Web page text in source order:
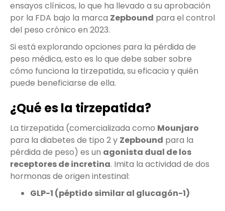
ensayos clínicos, lo que ha llevado a su aprobación
por la FDA bajo la marca Zepbound para el control
del peso crónico en 2023.
Si está explorando opciones para la pérdida de
peso médica, esto es lo que debe saber sobre
cómo funciona la tirzepatida, su eficacia y quién
puede beneficiarse de ella.
¿Qué es la tirzepatida?
La tirzepatida (comercializada como Mounjaro
para la diabetes de tipo 2 y Zepbound para la
pérdida de peso) es un agonista dual de los
receptores de incretina. Imita la actividad de dos
hormonas de origen intestinal:
GLP-1 (péptido similar al glucagón-1)